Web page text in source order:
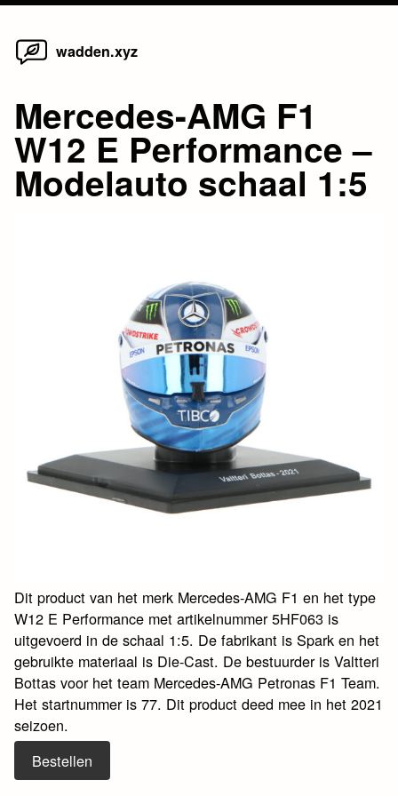
Skip
wadden.xyz
Mercedes-AMG F1
W12 E Performance –
Modelauto schaal 1:5
Dit product van het merk Mercedes-AMG F1 en het type
W12 E Performance met artikelnummer 5HF063 is
uitgevoerd in de schaal 1:5. De fabrikant is Spark en het
gebruikte materiaal is Die-Cast. De bestuurder is Valtteri
Bottas voor het team Mercedes-AMG Petronas F1 Team.
Het startnummer is 77. Dit product deed mee in het 2021
seizoen.
Bestellen